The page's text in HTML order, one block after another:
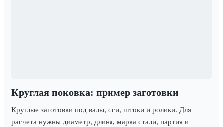
Круглая поковка: пример заготовки
Круглые заготовки под валы, оси, штоки и ролики. Для
расчета нужны диаметр, длина, марка стали, партия и